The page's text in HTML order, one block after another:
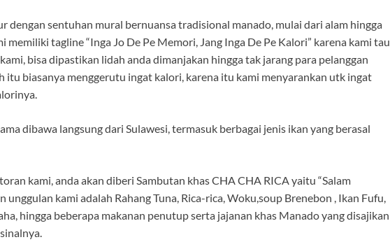
dengan sentuhan mural bernuansa tradisional manado, mulai dari alam hingga
memiliki tagline “Inga Jo De Pe Memori, Jang Inga De Pe Kalori” karena kami tau
bisa dipastikan lidah anda dimanjakan hingga tak jarang para pelanggan
itu biasanya menggerutu ingat kalori, karena itu kami menyarankan utk ingat
dibawa langsung dari Sulawesi, termasuk berbagai jenis ikan yang berasal
kami, anda akan diberi Sambutan khas CHA CHA RICA yaitu “Salam
unggulan kami adalah Rahang Tuna, Rica-rica, Woku,soup Brenebon , Ikan Fufu,
hingga beberapa makanan penutup serta jajanan khas Manado yang disajikan